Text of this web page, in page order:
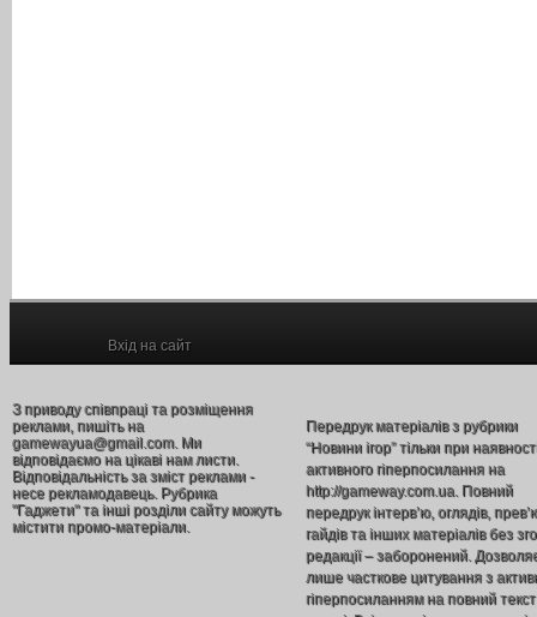
Вхід на сайт
З приводу співпраці та розміщення
реклами, пишіть на
gamewayua@gmail.com. Ми
відповідаємо на цікаві нам листи.
Відповідальність за зміст реклами -
несе рекламодавець. Рубрика
"Гаджети" та інші розділи сайту можуть
містити промо-матеріали.
Передрук матеріалів з рубрики
“Новини ігор” тільки при
активного гіперпосилання на
http://gameway.com.ua. Повний
передрук інтерв’ю, оглядів,
гайдів та інших матеріалів без
редакції – заборонений.
лише часткове цитування з
гіперпосиланням на повний текст